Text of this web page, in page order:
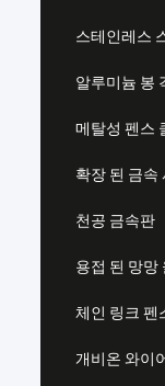
스테인레스
알루미늄 봉
메탈성 펜스
확장 된 금속
천공 금속판
용접 된 망망
체인 링크 펜
개비온 와이